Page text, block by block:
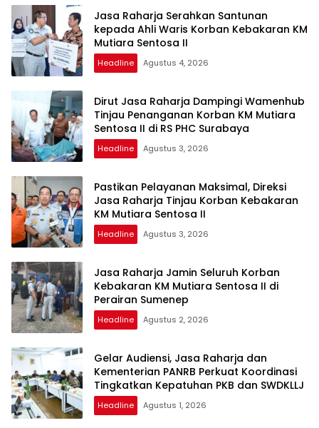
Jasa Raharja Serahkan Santunan
kepada Ahli Waris Korban Kebakaran KM
Mutiara Sentosa II
Headline Agustus 4, 2026
Dirut Jasa Raharja Dampingi Wamenhub
Tinjau Penanganan Korban KM Mutiara
Sentosa II di RS PHC Surabaya
Headline Agustus 3, 2026
Pastikan Pelayanan Maksimal, Direksi
Jasa Raharja Tinjau Korban Kebakaran
KM Mutiara Sentosa II
Headline Agustus 3, 2026
Jasa Raharja Jamin Seluruh Korban
Kebakaran KM Mutiara Sentosa II di
Perairan Sumenep
Headline Agustus 2, 2026
Gelar Audiensi, Jasa Raharja dan
Kementerian PANRB Perkuat Koordinasi
Tingkatkan Kepatuhan PKB dan SWDKLLJ
Headline Agustus 1, 2026